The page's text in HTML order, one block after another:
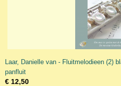
Laar, Danielle van - Fluitmelodieen (2)
panfluit
€ 12,50